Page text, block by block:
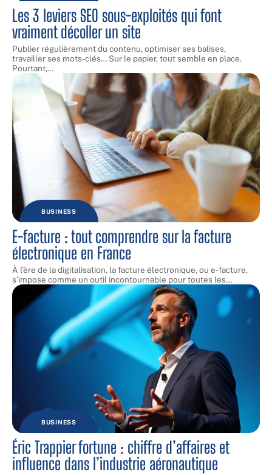
Les 3 leviers SEO sous-exploités qui font
vraiment décoller un site
Publier régulièrement du contenu, optimiser ses balises,
travailler ses mots-clés… Sur le papier, tout semble en place.
Pourtant,…
BUSINESS
E-facture : tout comprendre sur la facture
électronique en France
À l’ère de la digitalisation, la facture électronique, ou e-facture,
s’impose comme un outil incontournable pour toutes les…
BUSINESS
Éric Trappier fortune : chiffre d’affaires et
influence dans l’industrie aéronautique